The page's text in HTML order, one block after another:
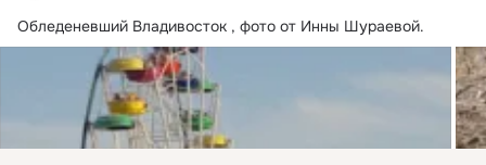
Обледеневший Владивосток , фото от Инны Шураевой.